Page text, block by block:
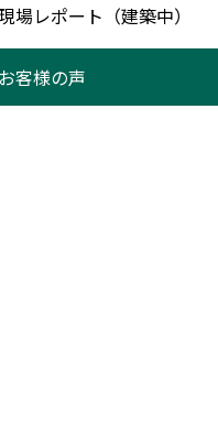
場レポート（建築中）
お客様の声